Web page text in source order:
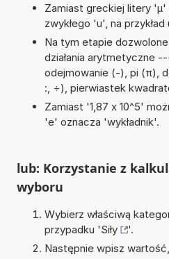
Zamiast greckiej litery
zwykłego 'u', na
Na tym etapie
działania arytmetyczne
odejmowanie (-), pi (π),
:, ÷), pierwiastek
Zamiast '1,87 x 10^5'
'e' oznacza 'wykładnik'.
lub: Korzystanie z
wyboru
Wybierz właściwą
przypadku 'Siły
'.
Następnie wpisz